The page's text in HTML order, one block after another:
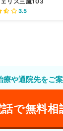
3.5
や通院先をご
話で無料相